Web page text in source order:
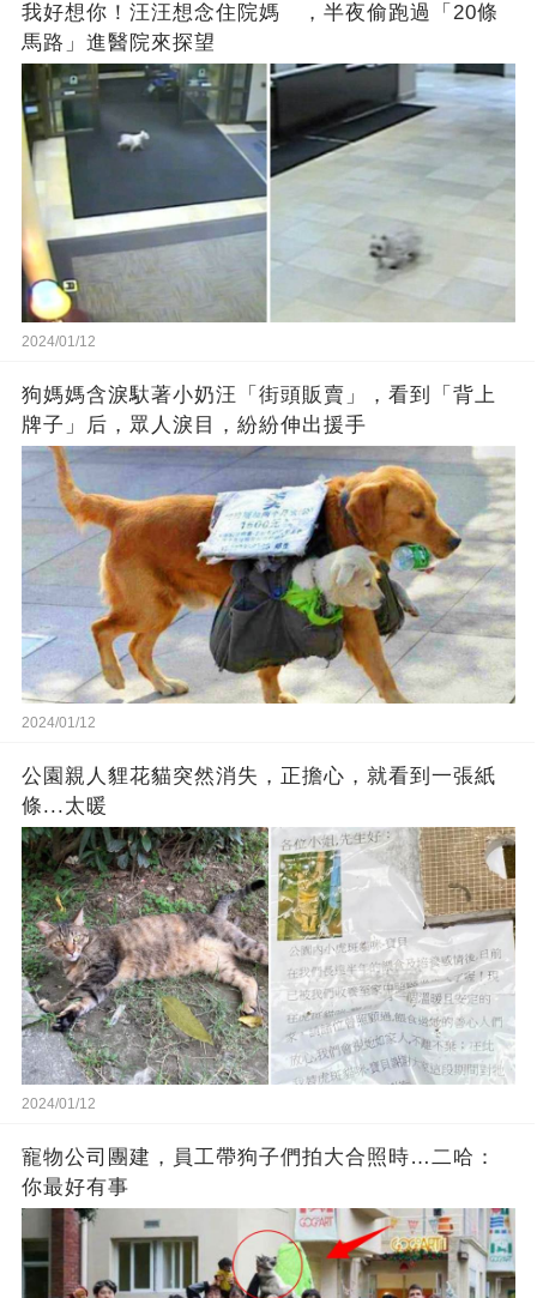
我好想你！汪汪想念住院媽 ，半夜偷跑過「20條
馬路」進醫院來探望
2024/01/12
狗媽媽含淚馱著小奶汪「街頭販賣」，看到「背上
牌子」后，眾人淚目，紛紛伸出援手
2024/01/12
公園親人貍花貓突然消失，正擔心，就看到一張紙
條...太暖
2024/01/12
寵物公司團建，員工帶狗子們拍大合照時…二哈：
你最好有事